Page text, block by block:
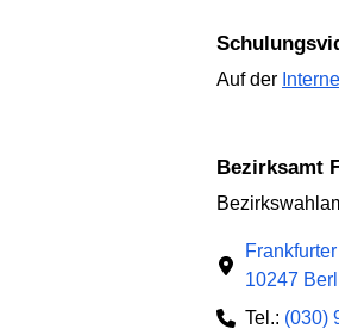
Auf der
10247
Tel.: (030)